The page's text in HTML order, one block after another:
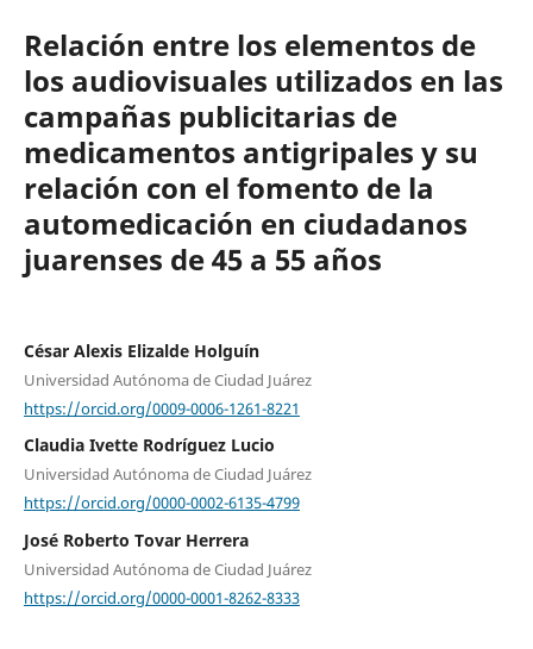
Relación entre los elementos de
los audiovisuales utilizados en las
campañas publicitarias de
medicamentos antigripales y su
relación con el fomento de la
automedicación en ciudadanos
juarenses de 45 a 55 años
César Alexis Elizalde Holguín
Universidad Autónoma de Ciudad Juárez
https://orcid.org/0009-0006-1261-8221
Claudia Ivette Rodríguez Lucio
Universidad Autónoma de Ciudad Juárez
https://orcid.org/0000-0002-6135-4799
José Roberto Tovar Herrera
Universidad Autónoma de Ciudad Juárez
https://orcid.org/0000-0001-8262-8333